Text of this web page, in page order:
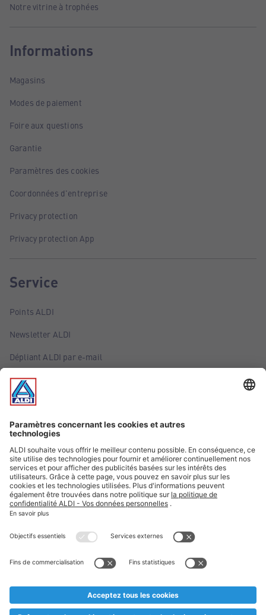
Notre vitrine à trophées
Informations
Magasins
Modes de paiement
Foire aux questions
Garantie
Paramètres des cookies
Coordonnées d'entreprise
Privacy protection
Privacy protection App
Service
Points ALDI
Newsletter ALDI
Dépliant ALDI par e-mail
Offres
Infos essentielles
Suivez ALDI Belgique
Textes marqués d'un astérisque et mentions légales
* Nous vendons ces articles temporairement et jusqu'à
au cas où, malgré le planning bien étudié, nous serions
prématurément en rupture de stock. Prix Recupel et TVA incl.
** Sur ce site, l’utilisation de la forme masculine a été adoptée